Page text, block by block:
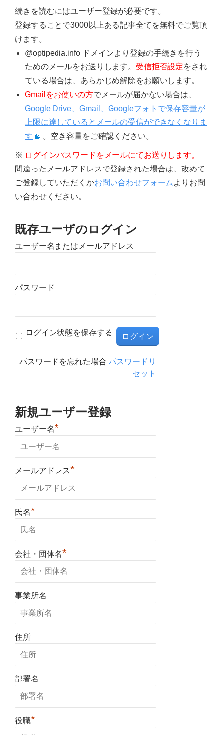
続きを読むにはユーザー登録が必要です。
登録することで3000以上ある記事全てを無料でご覧頂
けます。
@optipedia.info ドメインより登録の手続きを行う
ためのメールをお送りします。 受信拒否設定をされ
ている場合は、あらかじめ解除をお願いします。
Gmailをお使いの方でメールが届かない場合は、
Google Drive、Gmail、Googleフォトで保存容量が
上限に達しているとメールの受信ができなくなりま
す
。空き容量をご確認ください。
※ ログインパスワードをメールにてお送りします。
間違ったメールアドレスで登録された場合は、改めて
ご登録していただくかお問い合わせフォーム よりお問
い合わせください。
既存ユーザのログイン
ユーザー名またはメールアドレス
パスワード
ログイン状態を保存する
パスワードを忘れた場合パスワードリ
セット
新規ユーザー登録
ユーザー名*
メールアドレス*
氏名*
会社・団体名*
事業所名
住所
部署名
役職*